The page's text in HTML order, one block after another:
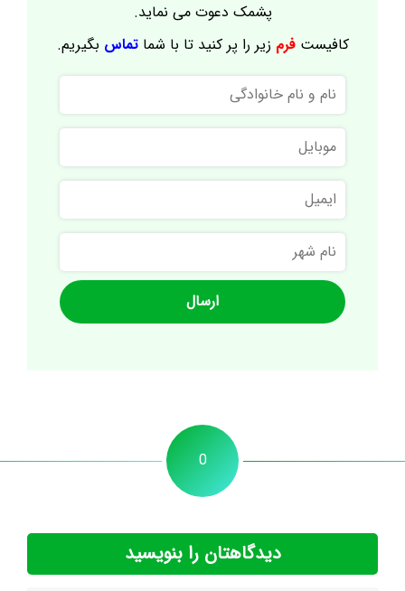
پشمک دعوت می نماید.
کافیستفرم زیر را پر کنید تا با شماتماس بگیریم.
نام
و
نام
خانوادگی
موبایل
ایمیل
نام
شهر
0
دیدگاهتان را بنویسید